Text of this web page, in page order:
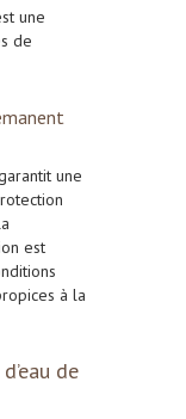
une
de
une
est
à la
de